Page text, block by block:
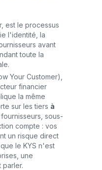
est le processus
l'identité, la
avant
toute la
Your Customer),
financier
la même
sur les tiers à
fournisseurs, sous-
compte : vos
un risque direct
le KYS n'est
une
parler.